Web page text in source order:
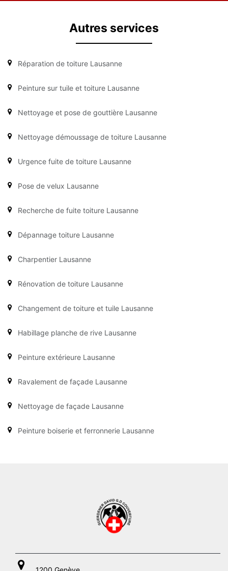
Autres services
Réparation de toiture Lausanne
Peinture sur tuile et toiture Lausanne
Nettoyage et pose de gouttière Lausanne
Nettoyage démoussage de toiture Lausanne
Urgence fuite de toiture Lausanne
Pose de velux Lausanne
Recherche de fuite toiture Lausanne
Dépannage toiture Lausanne
Charpentier Lausanne
Rénovation de toiture Lausanne
Changement de toiture et tuile Lausanne
Habillage planche de rive Lausanne
Peinture extérieure Lausanne
Ravalement de façade Lausanne
Nettoyage de façade Lausanne
Peinture boiserie et ferronnerie Lausanne